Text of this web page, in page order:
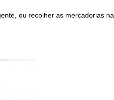
ou recolher as mercadorias na